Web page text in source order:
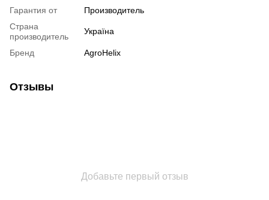
Гарантия от
Производитель
Страна
производитель
Україна
Бренд AgroHelix
Отзывы
Добавьте первый отзыв